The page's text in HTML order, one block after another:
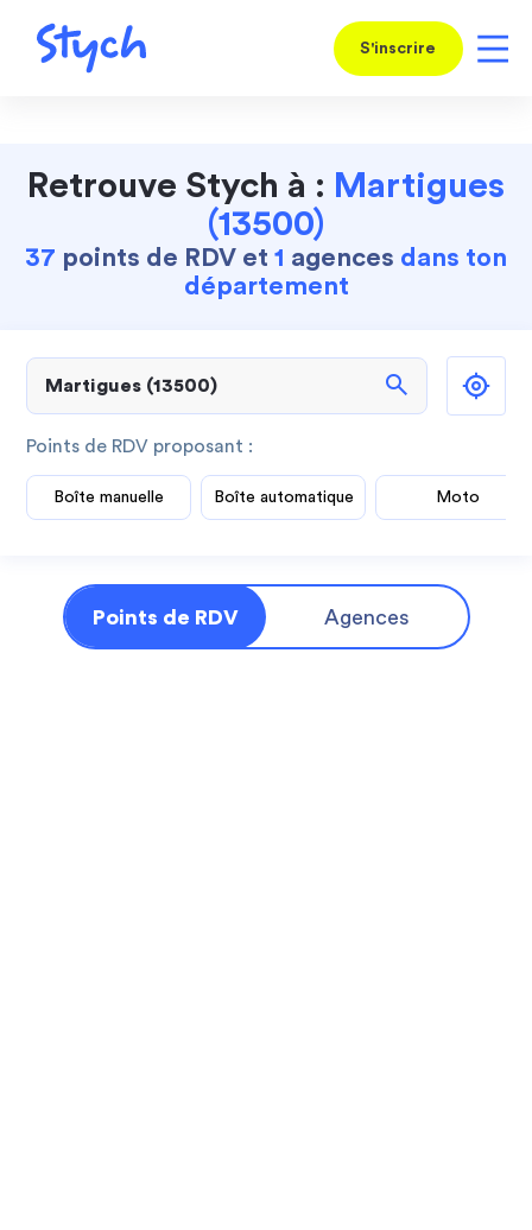
S'inscrire
Retrouve Stych à : Martigues
(13500)
37 points de RDV et 1 agences dans ton
département
search
Points de RDV proposant :
Boîte manuelle Boîte automatique Moto
Points de RDV Agences